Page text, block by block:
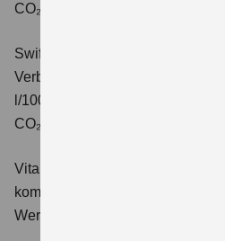
CO₂-Klasse: C.
Swift 1.2 DUALJET HYBRID
Verbrauchswerte: kombinierter
l/100km; kombinierter Wert der
CO₂-Klasse: C.
Vitara 1.4 BOOSTERJET
kombinierter Energieverbrauch
Wert der CO₂-Emission: 119 g/